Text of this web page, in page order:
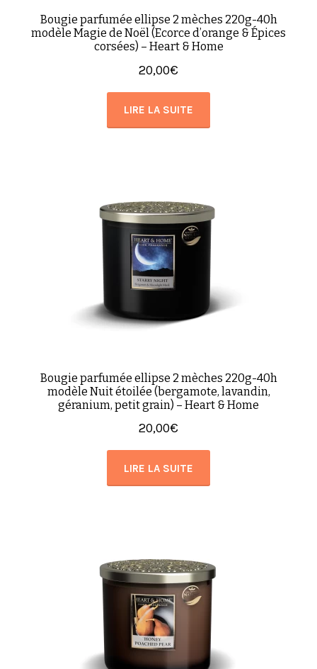
Bougie parfumée ellipse 2 mèches 220g-40h
modèle Magie de Noël (Ecorce d’orange & Épices
corsées) – Heart & Home
20,00€
LIRE LA SUITE
Bougie parfumée ellipse 2 mèches 220g-40h
modèle Nuit étoilée (bergamote, lavandin,
géranium, petit grain) – Heart & Home
20,00€
LIRE LA SUITE